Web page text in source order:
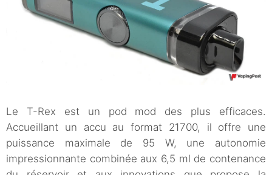
Le T-Rex est un pod mod des plus efficaces.
Accueillant un accu au format 21700, il offre une
puissance maximale de 95 W, une autonomie
impressionnante combinée aux 6,5 ml de contenance